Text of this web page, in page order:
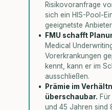
Risikovoranfrage
sich ein HIS-Pool-
geeignetste
FMU schafft
Medical
Vorerkrankungen
kennt, kann er im
ausschließen.
Prämie im
überschaubar.
und 45 Jahren sind